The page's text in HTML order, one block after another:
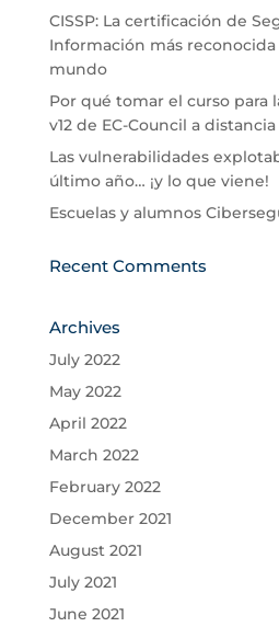
CISSP: La certificación de
Información más
mundo
Por qué tomar el curso para
v12 de EC-Council a distancia
Las vulnerabilidades
último año… ¡y lo que viene!
Escuelas y alumnos
Recent Comments
Archives
July 2022
May 2022
April 2022
March 2022
February 2022
December 2021
August 2021
July 2021
June 2021